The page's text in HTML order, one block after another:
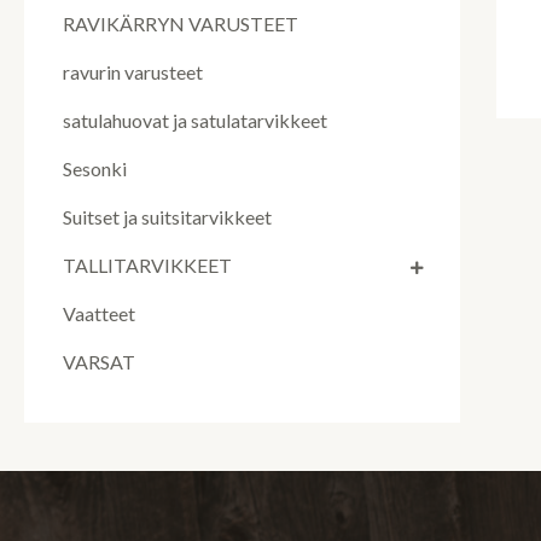
RAVIKÄRRYN VARUSTEET
ravurin varusteet
satulahuovat ja satulatarvikkeet
Sesonki
Suitset ja suitsitarvikkeet
TALLITARVIKKEET
Vaatteet
VARSAT